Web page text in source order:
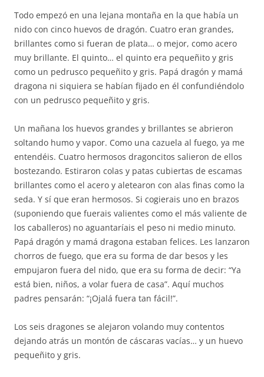
Todo empezó en una lejana montaña en la que había un
nido con cinco huevos de dragón. Cuatro eran grandes,
brillantes como si fueran de plata… o mejor, como acero
muy brillante. El quinto… el quinto era pequeñito y gris
como un pedrusco pequeñito y gris. Papá dragón y mamá
dragona ni siquiera se habían fijado en él confundiéndolo
con un pedrusco pequeñito y gris.
Un mañana los huevos grandes y brillantes se abrieron
soltando humo y vapor. Como una cazuela al fuego, ya me
entendéis. Cuatro hermosos dragoncitos salieron de ellos
bostezando. Estiraron colas y patas cubiertas de escamas
brillantes como el acero y aletearon con alas finas como la
seda. Y sí que eran hermosos. Si cogierais uno en brazos
(suponiendo que fuerais valientes como el más valiente de
los caballeros) no aguantaríais el peso ni medio minuto.
Papá dragón y mamá dragona estaban felices. Les lanzaron
chorros de fuego, que era su forma de dar besos y les
empujaron fuera del nido, que era su forma de decir: “Ya
está bien, niños, a volar fuera de casa”. Aquí muchos
padres pensarán: “¡Ojalá fuera tan fácil!”.
Los seis dragones se alejaron volando muy contentos
dejando atrás un montón de cáscaras vacías… y un huevo
pequeñito y gris.